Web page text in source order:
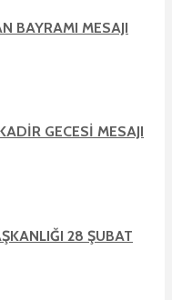
BAYRAMI MESAJI
GECESİ MESAJI
28 ŞUBAT